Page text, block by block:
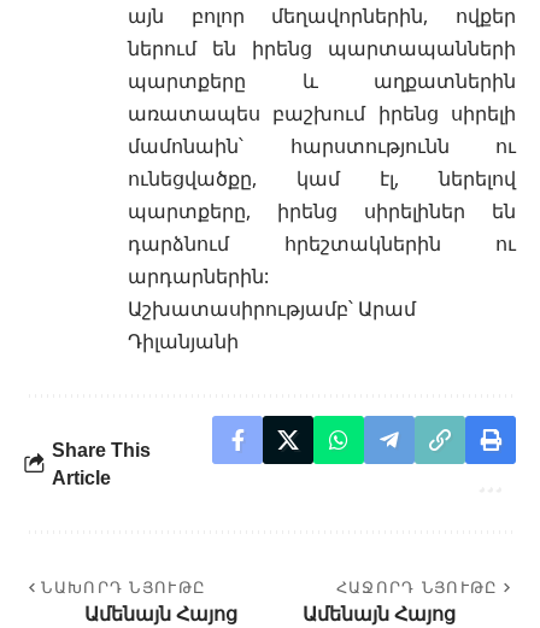
այն բոլոր մեղավորներին, ովքեր
ներում են իրենց պարտապանների
պարտքերը և աղքատներին
առատապես բաշխում իրենց սիրելի
մամոնաին՝ հարստությունն ու
ունեցվածքը, կամ էլ, ներելով
պարտքերը, իրենց սիրելիներ են
դարձնում հրեշտակներին ու
արդարներին:
Աշխատասիրությամբ՝ Արամ
Դիլանյանի
Share This
Article
ՆԱԽՈՐԴ ՆՅՈՒԹԸ
Ամենայն Հայոց
ՀԱՋՈՐԴ ՆՅՈՒԹԸ
Ամենայն Հայոց